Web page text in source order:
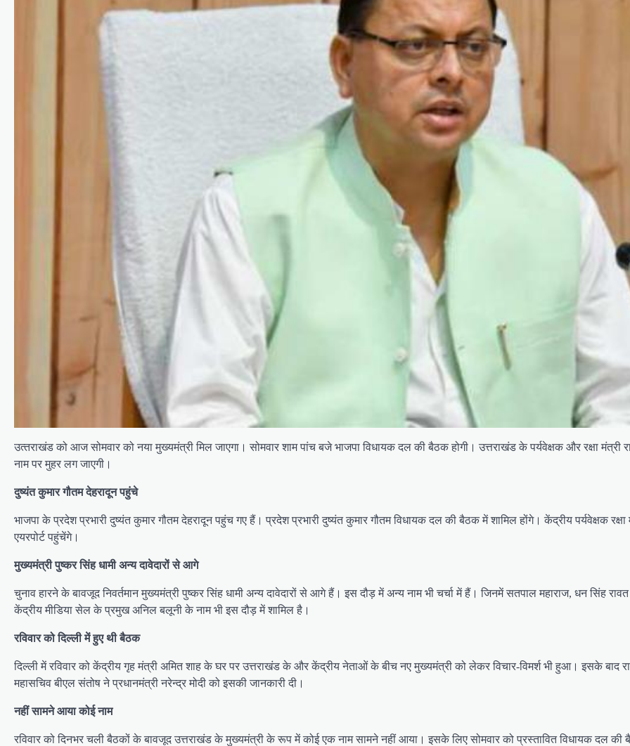
उत्‍तराखंड को आज सोमवार को नया मुख्‍यमंत्री मिल जाएगा। सोमवार शाम पांच बजे भाजपा विधायक दल की बैठक होगी। उत्तराखंड के पर्यवेक्षक और रक्षा
नाम पर मुहर लग जाएगी।
दुष्यंत कुमार गौतम देहरादून पहुंचे
भाजपा के प्रदेश प्रभारी दुष्यंत कुमार गौतम देहरादून पहुंच गए हैं। प्रदेश प्रभारी दुष्यंत कुमार गौतम विधायक दल की बैठक में शामिल होंगे। केंद्रीय पर्यवेक्षक रक्षा
एयरपोर्ट पहुंचेंगे।
मुख्यमंत्री पुष्कर सिंह धामी अन्य दावेदारों से आगे
चुनाव हारने के बावजूद निवर्तमान मुख्यमंत्री पुष्कर सिंह धामी अन्य दावेदारों से आगे हैं। इस दौड़ में अन्य नाम भी चर्चा में हैं। जिनमें सतपाल महाराज, धन सिंह
केंद्रीय मीडिया सेल के प्रमुख अनिल बलूनी के नाम भी इस दौड़ में शामिल है।
रविवार को दिल्‍ली में हुए थी बैठक
दिल्ली में रविवार को केंद्रीय गृह मंत्री अमित शाह के घर पर उत्तराखंड के और केंद्रीय नेताओं के बीच नए मुख्‍यमंत्री को लेकर विचार-विमर्श भी हुआ। इसके बाद
महासचिव बीएल संतोष ने प्रधानमंत्री नरेन्द्र मोदी को इसकी जानकारी दी।
नहीं सामने आया कोई नाम
रविवार को दिनभर चली बैठकों के बावजूद उत्तराखंड के मुख्यमंत्री के रूप में कोई एक नाम सामने नहीं आया। इसके लिए सोमवार को प्रस्तावित विधायक दल की